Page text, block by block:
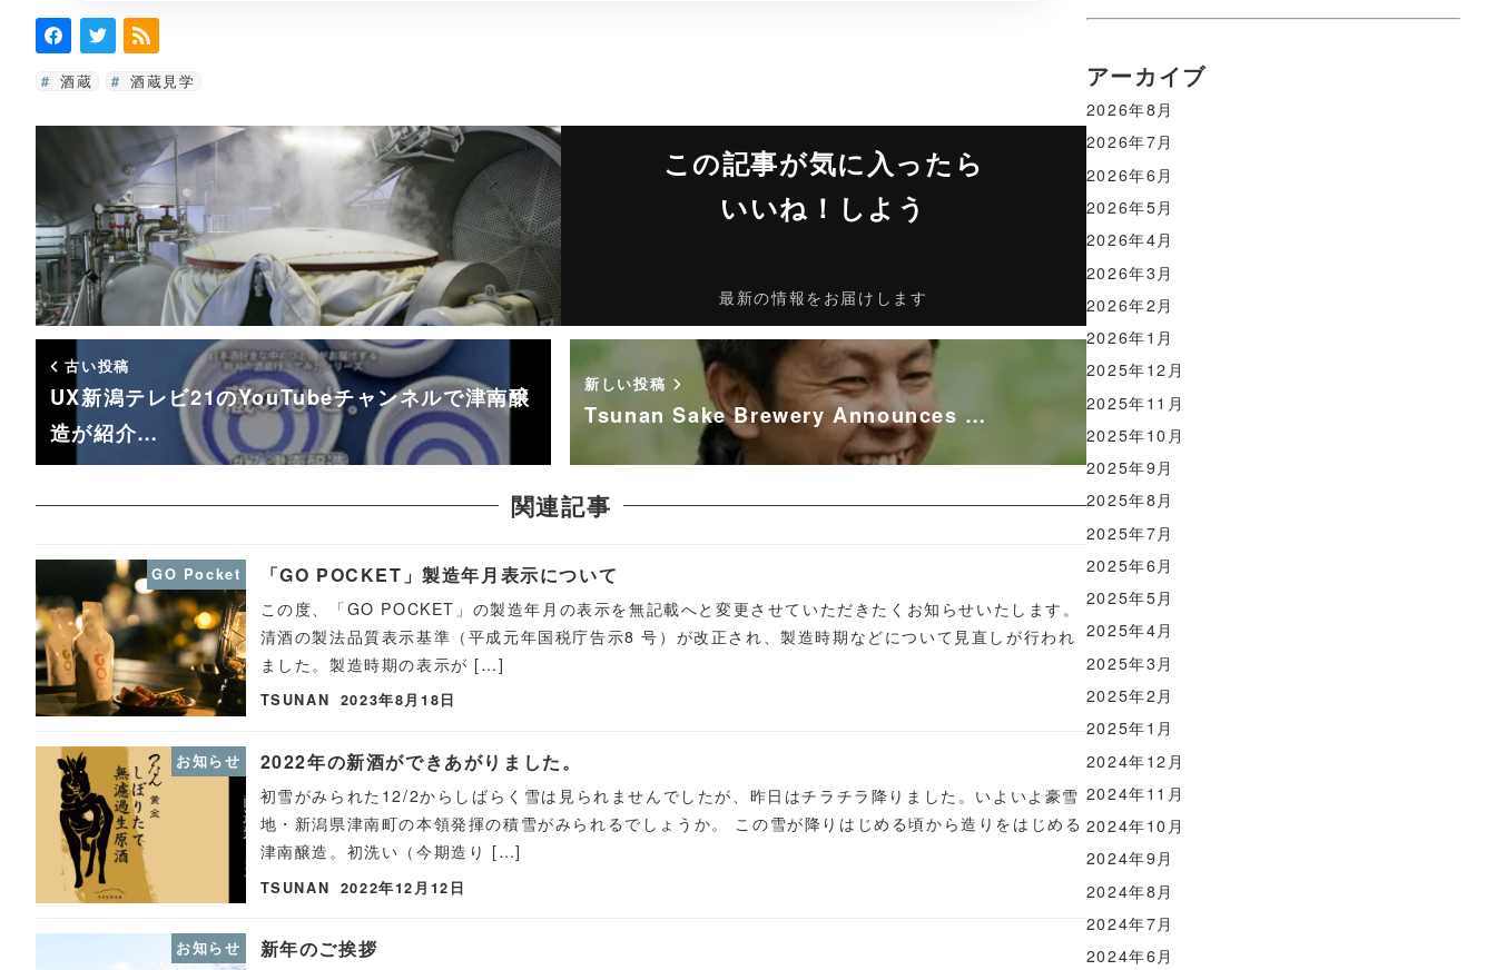
酒蔵 酒蔵見学
この記事が気に入ったら
いいね！しよう
最新の情報をお届けします
古い投稿
UX新潟テレビ21のYouTubeチャンネルで津南醸
造が紹介…
新しい投稿
Tsunan Sake Brewery Announces …
関連記事
GO Pocket 「GO POCKET」製造年月表示について
この度、「GO POCKET」の製造年月の表示を無記載へと変更させていただきたくお知らせいたします。
清酒の製法品質表示基準（平成元年国税庁告示8 号）が改正され、製造時期などについて見直しが行われ
ました。製造時期の表示が […]
TSUNAN 2023年8月18日
お知らせ 2022年の新酒ができあがりました。
初雪がみられた12/2からしばらく雪は見られませんでしたが、昨日はチラチラ降りました。いよいよ豪雪
地・新潟県津南町の本領発揮の積雪がみられるでしょうか。 この雪が降りはじめる頃から造りをはじめる
津南醸造。初洗い（今期造り […]
TSUNAN 2022年12月12日
お知らせ 新年のご挨拶
アーカイブ
2026年8月
2026年7月
2026年6月
2026年5月
2026年4月
2026年3月
2026年2月
2026年1月
2025年12月
2025年11月
2025年10月
2025年9月
2025年8月
2025年7月
2025年6月
2025年5月
2025年4月
2025年3月
2025年2月
2025年1月
2024年12月
2024年11月
2024年10月
2024年9月
2024年8月
2024年7月
2024年6月